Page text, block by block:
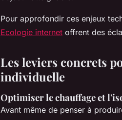
Pour approfondir ces enjeux
Ecologie internet offrent des
Les leviers concrets
individuelle
Optimiser le chauffage et
Avant même de penser à